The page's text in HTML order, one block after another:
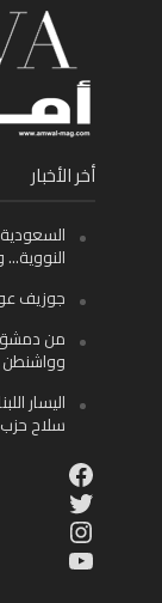
أخر الأخبار
النووية…
جوزيف
من دمشق
وواشنطن
اليسار
سلاح حزب
Facebook
Twitter
YouTube